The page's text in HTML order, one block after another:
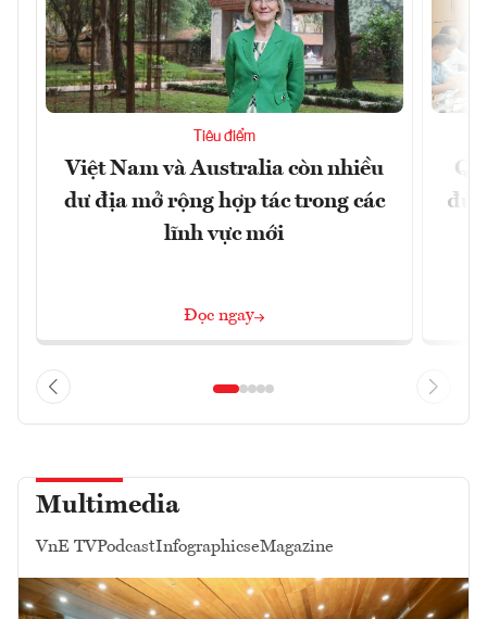
Tiêu điểm
Việt Nam và Australia còn nhiều
dư địa mở rộng hợp tác trong các
lĩnh vực mới
Đọc ngay
đủ
Multimedia
VnE TVPodcastInfographicseMagazine